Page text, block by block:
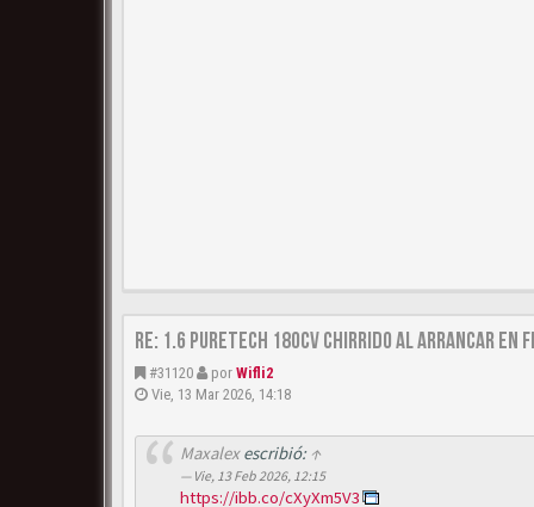
Re: 1.6 puretech 180cv chirrido al arrancar en
#31120 por Wifli2
Vie, 13 Mar 2026, 14:18
Maxalexescribió: ↑
Vie, 13 Feb 2026, 12:15
https://ibb.co/cXyXm5V3